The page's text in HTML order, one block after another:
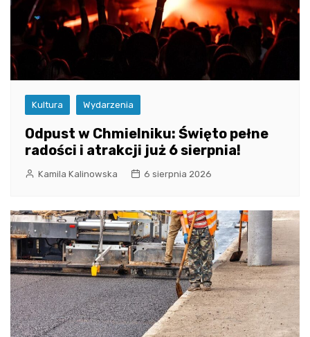
Kultura Wydarzenia
Odpust w Chmielniku: Święto pełne
radości i atrakcji już 6 sierpnia!
Kamila Kalinowska 6 sierpnia 2026